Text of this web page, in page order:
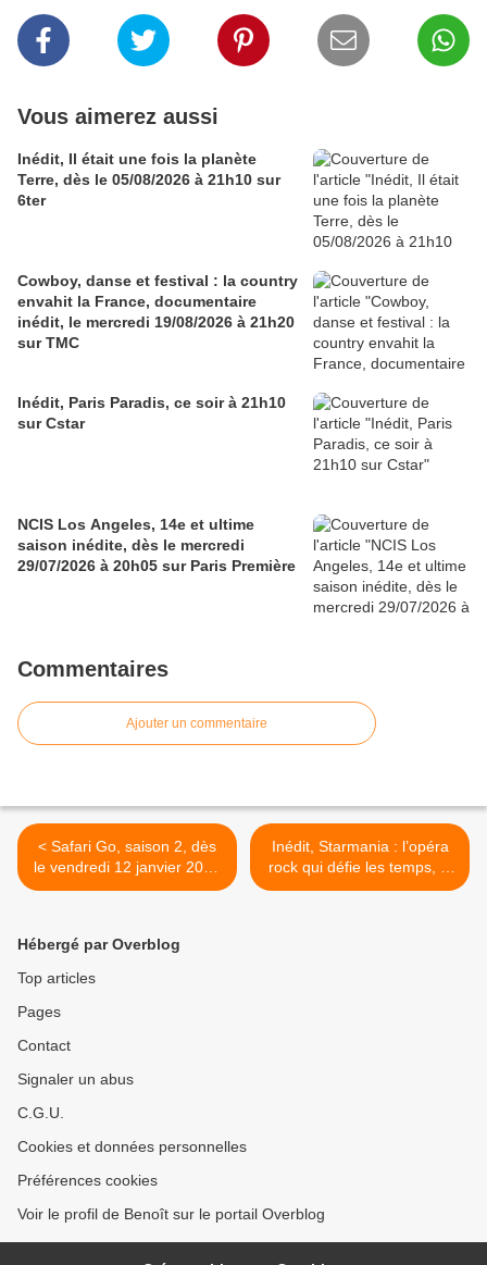
Vous aimerez aussi
Inédit, Il était une fois la planète
Terre, dès le 05/08/2026 à 21h10 sur
6ter
Cowboy, danse et festival : la country
envahit la France, documentaire
inédit, le mercredi 19/08/2026 à 21h20
sur TMC
Inédit, Paris Paradis, ce soir à 21h10
sur Cstar
NCIS Los Angeles, 14e et ultime
saison inédite, dès le mercredi
29/07/2026 à 20h05 sur Paris Première
Commentaires
Ajouter un commentaire
< Safari Go, saison 2, dès
le vendredi 12 janvier 2018
à 20h55 sur Gulli
Inédit, Starmania : l’opéra
rock qui défie les temps, le
vendredi 12/01/18 à 20h55
Hébergé par Overblog
Top articles
Pages
Contact
Signaler un abus
C.G.U.
Cookies et données personnelles
Préférences cookies
Voir le profil de Benoît sur le portail Overblog